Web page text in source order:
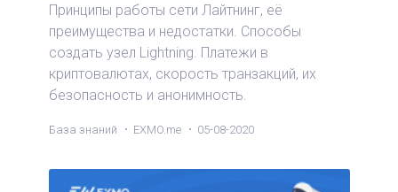
Принципы работы сети Лайтнинг, её
преимущества и недостатки. Способы
создать узел Lightning. Платежи в
криптовалютах, скорость транзакций, их
безопасность и анонимность.
База знаний EXMO.me 05-08-2020